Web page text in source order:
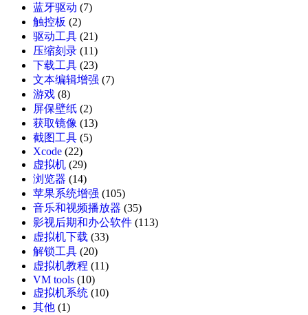
蓝牙驱动 (7)
触控板 (2)
驱动工具 (21)
压缩刻录 (11)
下载工具 (23)
文本编辑增强 (7)
游戏 (8)
屏保壁纸 (2)
获取镜像 (13)
截图工具 (5)
Xcode (22)
虚拟机 (29)
浏览器 (14)
苹果系统增强 (105)
音乐和视频播放器 (35)
影视后期和办公软件 (113)
虚拟机下载 (33)
解锁工具 (20)
虚拟机教程 (11)
VM tools (10)
虚拟机系统 (10)
其他 (1)